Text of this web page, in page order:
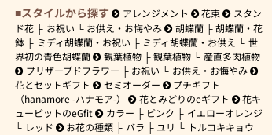
スタイルから探す アレンジメント 花束
スタン
ド花
お祝い お供え・お悔やみ 胡蝶蘭
胡蝶蘭・花
鉢
ミディ胡蝶蘭・お祝い ミディ胡蝶蘭・お供え
世
界初の青色胡蝶蘭
観葉植物 観葉植物
産直多肉植物
プリザーブドフラワー
お祝い
お供え・お悔やみ
花とセットギフト
セミオーダー
プチギフト
（hanamore -ハナモア-）
花とみどりのeギフト
花キ
ューピットのeGfit
カラー ピンク
イエローオレンジ
レッド
お花の種類 バラ ユリ トルコキキョウ